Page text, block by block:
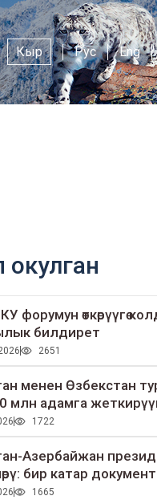
Кыр Рус Eng
окулган
өткөрүүгө колдоо
билдирет
2651
менен Өзбекстан
млн адамга
1722
Азербайжан
бир катар
1665